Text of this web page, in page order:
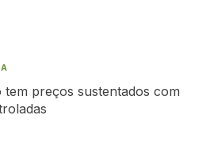
preços sustentados com